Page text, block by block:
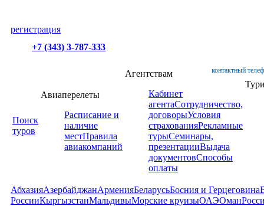
регистрация
+7 (343) 3-787-333
контактный
Поиск
туров
Авиаперелеты
Расписание и
наличие
местПравила
авиакомпаний
Агентствам
Кабинет
агентаСотрудничество,
договорыУсловия
страхованияРекламные
турыСеминары,
презентацииВыдача
документовСпособы
оплаты
АбхазияАзербайджанАрменияБеларусьБосния и Герцеговина
РоссииКыргызстанМальдивыМорские круизыОАЭОман